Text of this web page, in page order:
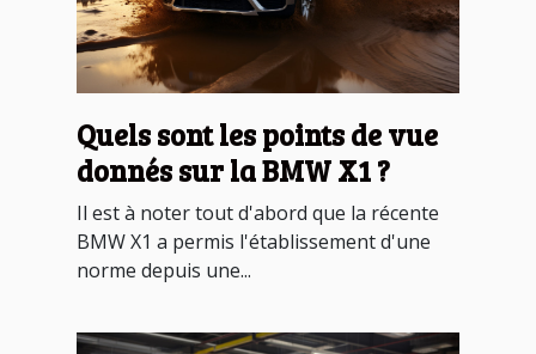
Quels sont les points de vue
donnés sur la BMW X1 ?
Il est à noter tout d'abord que la récente
BMW X1 a permis l'établissement d'une
norme depuis une...